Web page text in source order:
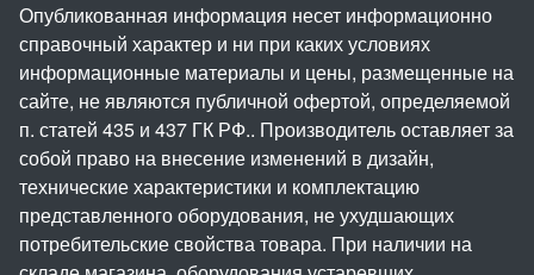
Опубликованная информация несет информационно
справочный характер и ни при каких условиях
информационные материалы и цены, размещенные на
сайте, не являются публичной офертой, определяемой
п. статей 435 и 437 ГК РФ.. Производитель оставляет за
собой право на внесение изменений в дизайн,
технические характеристики и комплектацию
представленного оборудования, не ухудшающих
потребительские свойства товара. При наличии на